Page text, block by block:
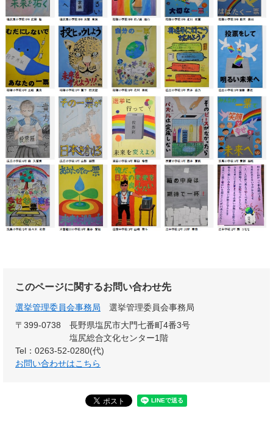
このページに関するお問い合わせ先
選挙管理委員会事務局
選挙管理委員会事務局
〒399-0738
長野県塩尻市大門七番町4番3号
塩尻総合文化センター1階
Tel：0263-52-0280(代)
お問い合わせはこちら